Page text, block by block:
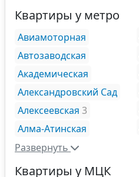
Квартиры у метро
Авиамоторная
Автозаводская
Академическая
Александровский Сад
Алексеевская 3
Алма-Атинская
Развернуть
Квартиры у МЦК